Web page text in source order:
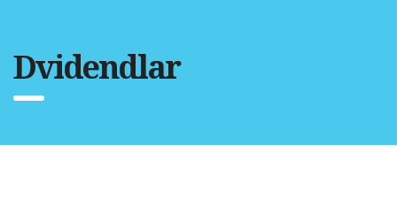
Dvidendlar